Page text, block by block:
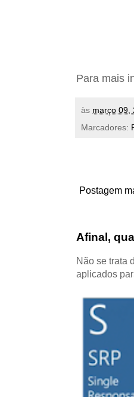
Para mais
às março 09,
Marcadores:
Postagem
Afinal,
Não se trata
aplicados